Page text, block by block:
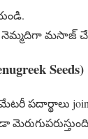
నెమ్మదిగా మసాజ్
Seeds)
పదార్థాలు joint